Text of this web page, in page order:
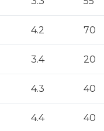
4.2 70
3.4 20
4.3 40
4.4 40